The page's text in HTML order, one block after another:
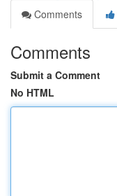
Comments
Comments
Submit a Comment
No HTML